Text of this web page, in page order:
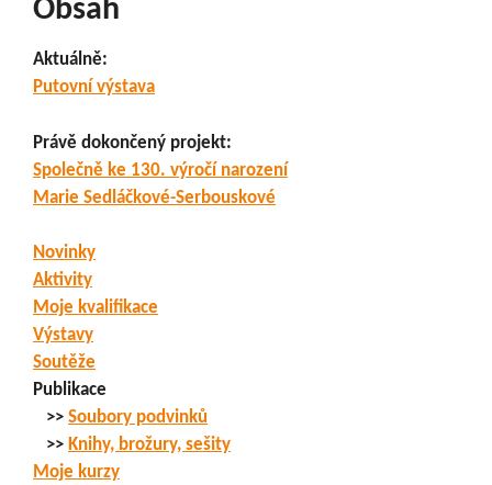
Obsah
Aktuálně:
Putovní výstava
Právě dokončený projekt:
Společně ke 130. výročí narození
Marie Sedláčkové-Serbouskové
Novinky
Aktivity
Moje kvalifikace
Výstavy
Soutěže
Publikace
>> Soubory podvinků
>> Knihy, brožury, sešity
Moje kurzy